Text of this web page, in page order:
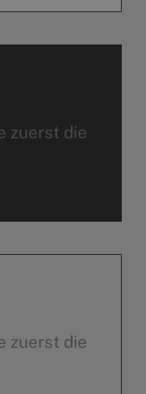
zuerst die
zuerst die